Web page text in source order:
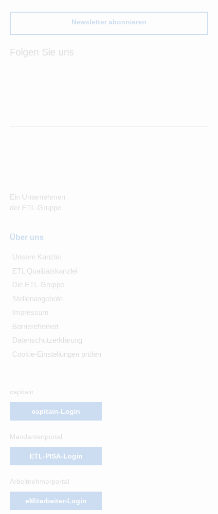
Newsletter abonnieren
Folgen Sie uns
Ein Unternehmen
der ETL-Gruppe
Über uns
Unsere Kanzlei
ETL Qualitätskanzlei
Die ETL-Gruppe
Stellenangebote
Impressum
Barrierefreiheit
Datenschutzerklärung
Cookie-Einstellungen prüfen
capitain
capitain-Login
Mandantenportal
ETL-PISA-Login
Arbeitnehmerportal
eMitarbeiter-Login